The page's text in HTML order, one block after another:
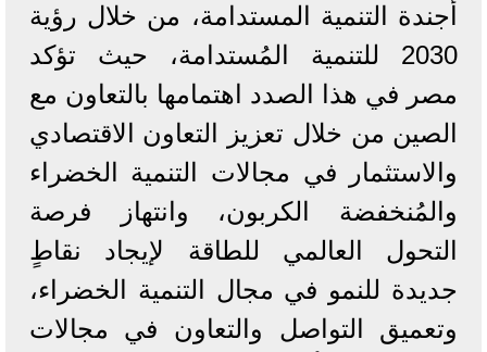
أجندة التنمية المستدامة، من خلال رؤية
2030 للتنمية المُستدامة، حيث تؤكد
مصر في هذا الصدد اهتمامها بالتعاون مع
الصين من خلال تعزيز التعاون الاقتصادي
والاستثمار في مجالات التنمية الخضراء
والمُنخفضة الكربون، وانتهاز فرصة
التحول العالمي للطاقة لإيجاد نقاطٍ
جديدة للنمو في مجال التنمية الخضراء،
وتعميق التواصل والتعاون في مجالات